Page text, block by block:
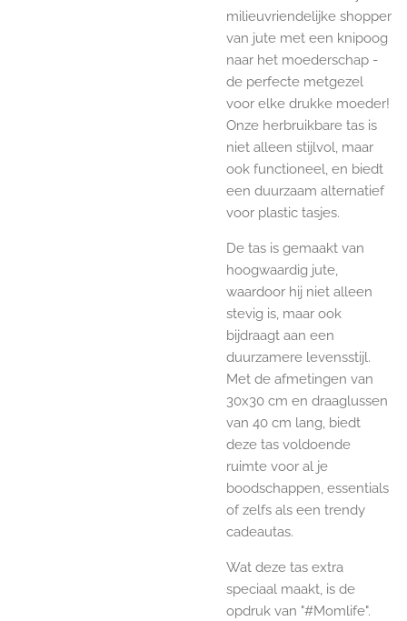
milieuvriendelijke shopper
van jute met een knipoog
naar het moederschap -
de perfecte metgezel
voor elke drukke moeder!
Onze herbruikbare tas is
niet alleen stijlvol, maar
ook functioneel, en biedt
een duurzaam alternatief
voor plastic tasjes.
De tas is gemaakt van
hoogwaardig jute,
waardoor hij niet alleen
stevig is, maar ook
bijdraagt aan een
duurzamere levensstijl.
Met de afmetingen van
30x30 cm en draaglussen
van 40 cm lang, biedt
deze tas voldoende
ruimte voor al je
boodschappen, essentials
of zelfs als een trendy
cadeautas.
Wat deze tas extra
speciaal maakt, is de
opdruk van "#Momlife".